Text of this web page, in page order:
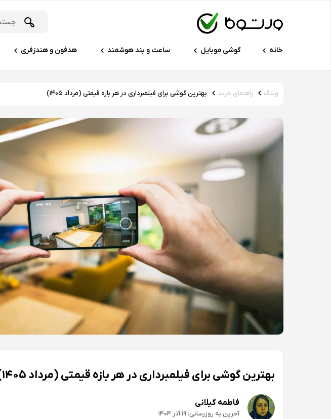
خانه گوشی موبایل ساعت و بند هوشمند هدفون و هندزفری
وبلاگ راهنمای خرید بهترین گوشی برای فیلمبرداری در هر بازه قیمتی (مرداد ۱۴۰۵)
بهترین گوشی برای فیلمبرداری در هر بازه قیمتی (مرداد ۱۴۰۵)
فاطمه گیلانی
آخرین به روزرسانی: ۱۹ آذر ۱۴۰۴